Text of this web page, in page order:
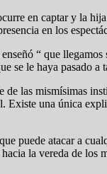
en captar y la
en los
“ que
se le haya pasado
de las mismísimas
Existe una única
puede atacar a
la vereda de los